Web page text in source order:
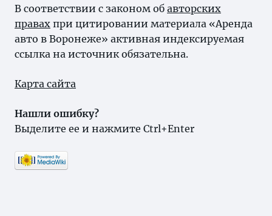
В соответствии с законом об авторских
правах при цитировании материала «Аренда
авто в Воронеже» активная индексируемая
ссылка на источник обязательна.
Карта сайта
Нашли ошибку?
Выделите ее и нажмите Ctrl+Enter